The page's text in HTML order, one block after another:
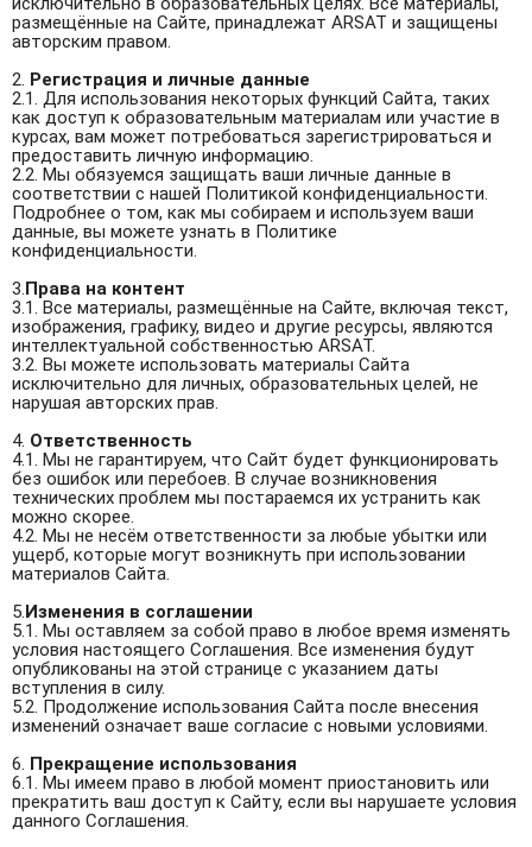
размещённые на Сайте, принадлежат ARSAT и защищены
авторским правом.
2. Регистрация и личные данные
2.1. Для использования некоторых функций Сайта, таких
как доступ к образовательным материалам или участие в
курсах, вам может потребоваться зарегистрироваться и
предоставить личную информацию.
2.2. Мы обязуемся защищать ваши личные данные в
соответствии с нашей Политикой конфиденциальности.
Подробнее о том, как мы собираем и используем ваши
данные, вы можете узнать в Политике
конфиденциальности.
3.Права на контент
3.1. Все материалы, размещённые на Сайте, включая текст,
изображения, графику, видео и другие ресурсы, являются
интеллектуальной собственностью ARSAT.
3.2. Вы можете использовать материалы Сайта
исключительно для личных, образовательных целей, не
нарушая авторских прав.
4. Ответственность
4.1. Мы не гарантируем, что Сайт будет функционировать
без ошибок или перебоев. В случае возникновения
технических проблем мы постараемся их устранить как
можно скорее.
4.2. Мы не несём ответственности за любые убытки или
ущерб, которые могут возникнуть при использовании
материалов Сайта.
5.Изменения в соглашении
5.1. Мы оставляем за собой право в любое время изменять
условия настоящего Соглашения. Все изменения будут
опубликованы на этой странице с указанием даты
вступления в силу.
5.2. Продолжение использования Сайта после внесения
изменений означает ваше согласие с новыми условиями.
6. Прекращение использования
6.1. Мы имеем право в любой момент приостановить или
прекратить ваш доступ к Сайту, если вы нарушаете условия
данного Соглашения.